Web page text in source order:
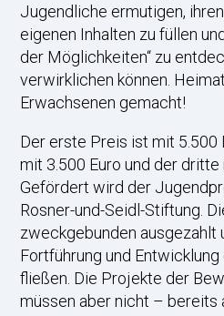
Jugendliche ermutigen,
eigenen Inhalten zu füllen
der Möglichkeiten“ zu
verwirklichen können.
Erwachsenen gemacht!
Der erste Preis ist mit
mit 3.500 Euro und der dritte
Gefördert wird der
Rosner-und-Seidl-Stiftung.
zweckgebunden ausgezahlt
Fortführung und
fließen. Die Projekte der
müssen aber nicht – bereits